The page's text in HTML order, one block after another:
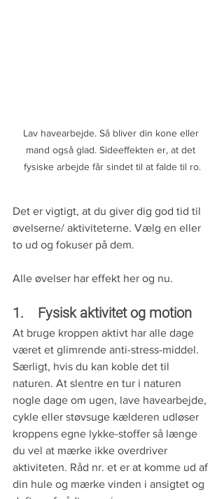
Lav havearbejde. Så bliver din kone eller
mand også glad. Sideeffekten er, at det
fysiske arbejde får sindet til at falde til ro.
Det er vigtigt, at du giver dig god tid til
øvelserne/ aktiviteterne. Vælg en eller
to ud og fokuser på dem.
Alle øvelser har effekt her og nu.
1.    Fysisk aktivitet og motion
At bruge kroppen aktivt har alle dage
været et glimrende anti-stress-middel.
Særligt, hvis du kan koble det til
naturen. At slentre en tur i naturen
nogle dage om ugen, lave havearbejde,
cykle eller støvsuge kælderen udløser
kroppens egne lykke-stoffer så længe
du vel at mærke ikke overdriver
aktiviteten. Råd nr. et er at komme ud af
din hule og mærke vinden i ansigtet og